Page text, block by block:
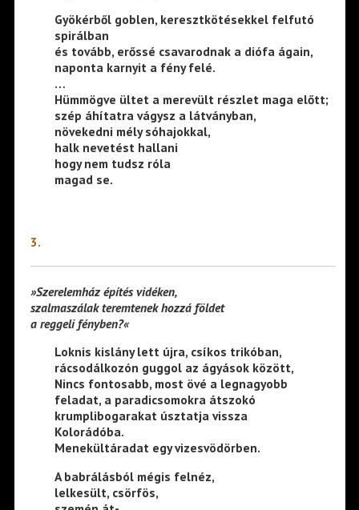
Gyökérből goblen, keresztkötésekkel felfutó
spirálban
és tovább, erőssé csavarodnak a diófa ágain,
naponta karnyit a fény felé.
…
Hümmögve ültet a merevült részlet maga előtt;
szép áhítatra vágysz a látványban,
növekedni mély sóhajokkal,
halk nevetést hallani
hogy nem tudsz róla
magad se.
3.
»Szerelemház építés vidéken,
szalmaszálak teremtenek hozzá földet
a reggeli fényben?«
Loknis kislány lett újra, csíkos trikóban,
rácsodálkozón guggol az ágyások között,
Nincs fontosabb, most övé a legnagyobb
feladat, a paradicsomokra átszokó
krumplibogarakat úsztatja vissza
Kolorádóba.
Menekültáradat egy vizesvödörben.
A babrálásból mégis felnéz,
lelkesült, csörfös,